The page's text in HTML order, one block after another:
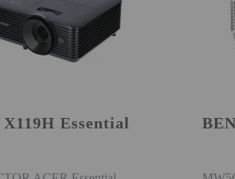
Essential